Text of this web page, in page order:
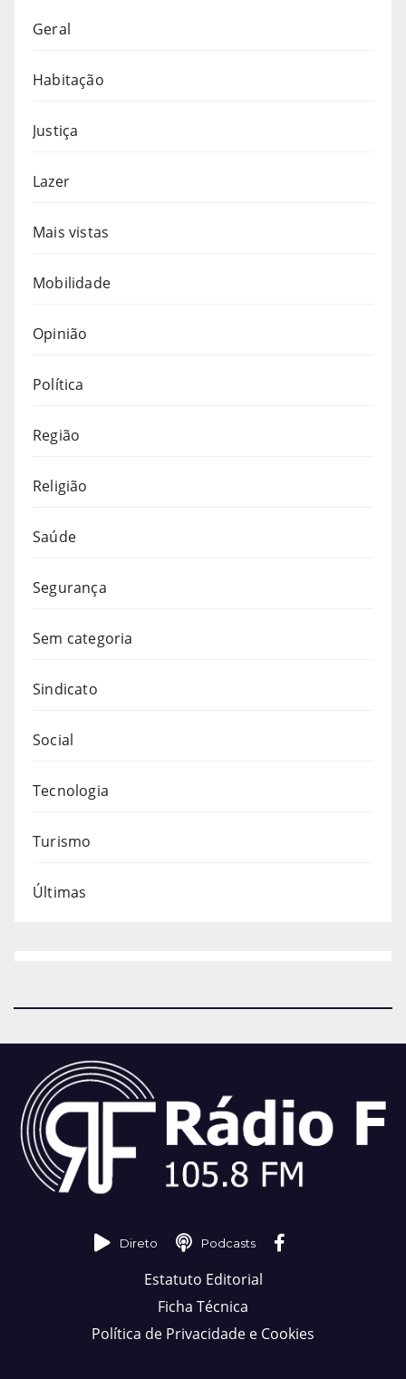
Geral
Habitação
Justiça
Lazer
Mais vistas
Mobilidade
Opinião
Política
Região
Religião
Saúde
Segurança
Sem categoria
Sindicato
Social
Tecnologia
Turismo
Últimas
Direto Podcasts
Estatuto Editorial
Ficha Técnica
Política de Privacidade e Cookies